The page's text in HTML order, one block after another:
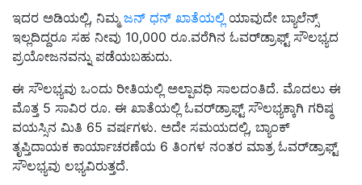
ಇದರ ಅಡಿಯಲ್ಲಿ, ನಿಮ್ಮ ಜನ್ ಧನ್ ಖಾತೆಯಲ್ಲಿ ಯಾವುದೇ ಬ್ಯಾಲೆನ್ಸ್
ಇಲ್ಲದಿದ್ದರೂ ಸಹ ನೀವು 10,000 ರೂ.ವರೆಗಿನ ಓವರ್‌ಡ್ರಾಫ್ಟ್ ಸೌಲಭ್ಯದ
ಪ್ರಯೋಜನವನ್ನು ಪಡೆಯಬಹುದು.
ಈ ಸೌಲಭ್ಯವು ಒಂದು ರೀತಿಯಲ್ಲಿ ಅಲ್ಪಾವಧಿ ಸಾಲದಂತಿದೆ. ಮೊದಲು ಈ
ಮೊತ್ತ 5 ಸಾವಿರ ರೂ. ಈ ಖಾತೆಯಲ್ಲಿ ಓವರ್‌ಡ್ರಾಫ್ಟ್ ಸೌಲಭ್ಯಕ್ಕಾಗಿ ಗರಿಷ್ಠ
ವಯಸ್ಸಿನ ಮಿತಿ 65 ವರ್ಷಗಳು. ಅದೇ ಸಮಯದಲ್ಲಿ, ಬ್ಯಾಂಕ್‌
ತೃಪ್ತಿದಾಯಕ ಕಾರ್ಯಾಚರಣೆಯ 6 ತಿಂಗಳ ನಂತರ ಮಾತ್ರ ಓವರ್‌ಡ್ರಾಫ್ಟ್
ಸೌಲಭ್ಯವು ಲಭ್ಯವಿರುತ್ತದೆ.